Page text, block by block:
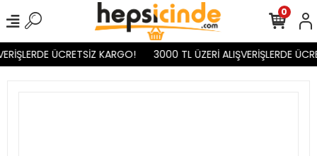
ÜCRETSİZ KARGO! 3000 TL ÜZERİ ALIŞVERİŞLERDE
0